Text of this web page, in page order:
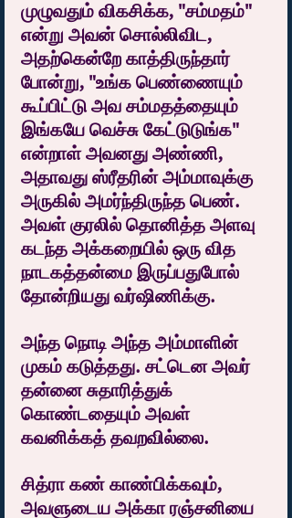
முழுவதும் விகசிக்க, "சம்மதம்"
என்று அவன் சொல்லிவிட,
அதற்கென்றே காத்திருந்தார்
போன்று, "உங்க பெண்ணையும்
கூப்பிட்டு அவ சம்மதத்தையும்
இங்கயே வெச்சு கேட்டுடுங்க"
என்றாள் அவனது அண்ணி,
அதாவது ஸ்ரீதரின் அம்மாவுக்கு
அருகில் அமர்ந்திருந்த பெண்.
அவள் குரலில் தொனித்த அளவு
கடந்த அக்கறையில் ஒரு வித
நாடகத்தன்மை இருப்பதுபோல்
தோன்றியது வர்ஷிணிக்கு.
அந்த நொடி அந்த அம்மாளின்
முகம் கடுத்தது. சட்டென அவர்
தன்னை சுதாரித்துக்
கொண்டதையும் அவள்
கவனிக்கத் தவறவில்லை.
சித்ரா கண் காண்பிக்கவும்,
அவளுடைய அக்கா ரஞ்சனியை